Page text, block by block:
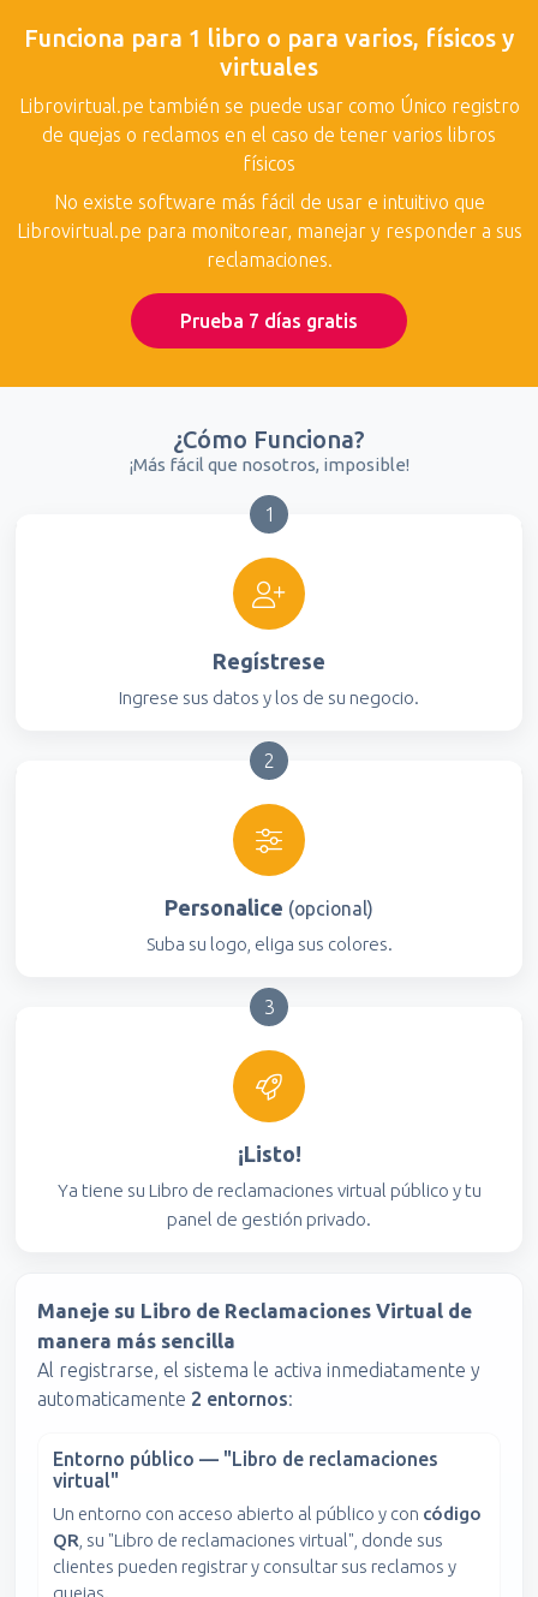
Funciona para 1 libro o para varios, físicos y
virtuales
Librovirtual.pe también se puede usar como Único registro
de quejas o reclamos en el caso de tener varios libros
físicos
No existe software más fácil de usar e intuitivo que
Librovirtual.pe para monitorear, manejar y responder a sus
reclamaciones.
Prueba 7 días gratis
¿Cómo Funciona?
¡Más fácil que nosotros, imposible!
1
Regístrese
Ingrese sus datos y los de su negocio.
2
Personalice (opcional)
Suba su logo, eliga sus colores.
3
¡Listo!
Ya tiene su Libro de reclamaciones virtual público y tu
panel de gestión privado.
Maneje su Libro de Reclamaciones Virtual de
manera más sencilla
Al registrarse, el sistema le activa inmediatamente y
automaticamente 2 entornos:
Entorno público — "Libro de reclamaciones
virtual"
Un entorno con acceso abierto al público y con código
QR , su "Libro de reclamaciones virtual", donde sus
clientes pueden registrar y consultar sus reclamos y
quejas.